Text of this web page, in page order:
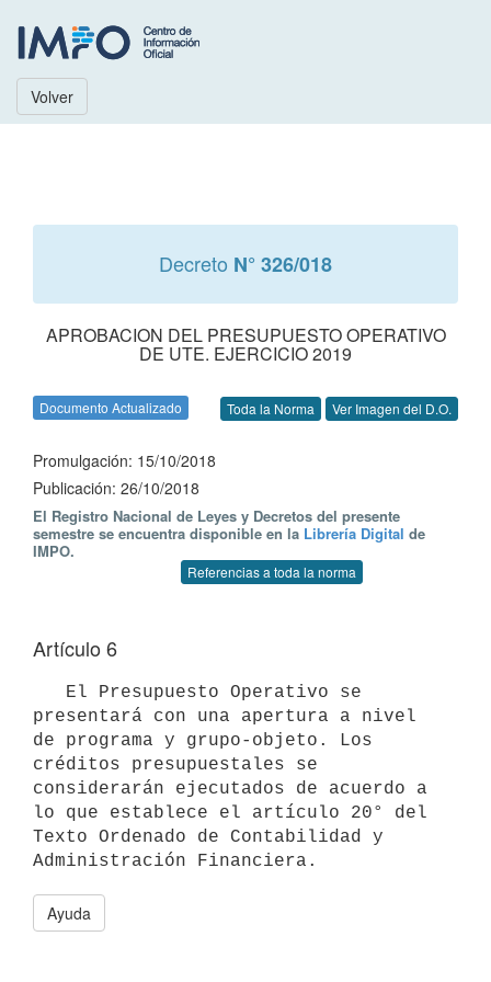
Volver
Decreto N° 326/018
APROBACION DEL PRESUPUESTO OPERATIVO
DE UTE. EJERCICIO 2019
Documento Actualizado Toda la Norma Ver Imagen del D.O.
Promulgación: 15/10/2018
Publicación: 26/10/2018
El Registro Nacional de Leyes y Decretos del presente
semestre se encuentra disponible en la Librería Digital de
IMPO.
Referencias a toda la norma
Artículo 6
presentará con una apertura a nivel
de programa y grupo-objeto. Los
créditos presupuestales se
considerarán ejecutados de acuerdo a
lo que establece el artículo 20° del
Texto Ordenado de Contabilidad y
Ayuda